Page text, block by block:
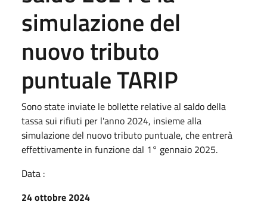
simulazione del
nuovo tributo
puntuale TARIP
Sono state inviate le bollette relative al saldo della
tassa sui rifiuti per l'anno 2024, insieme alla
simulazione del nuovo tributo puntuale, che entrerà
effettivamente in funzione dal 1° gennaio 2025.
Data :
24 ottobre 2024